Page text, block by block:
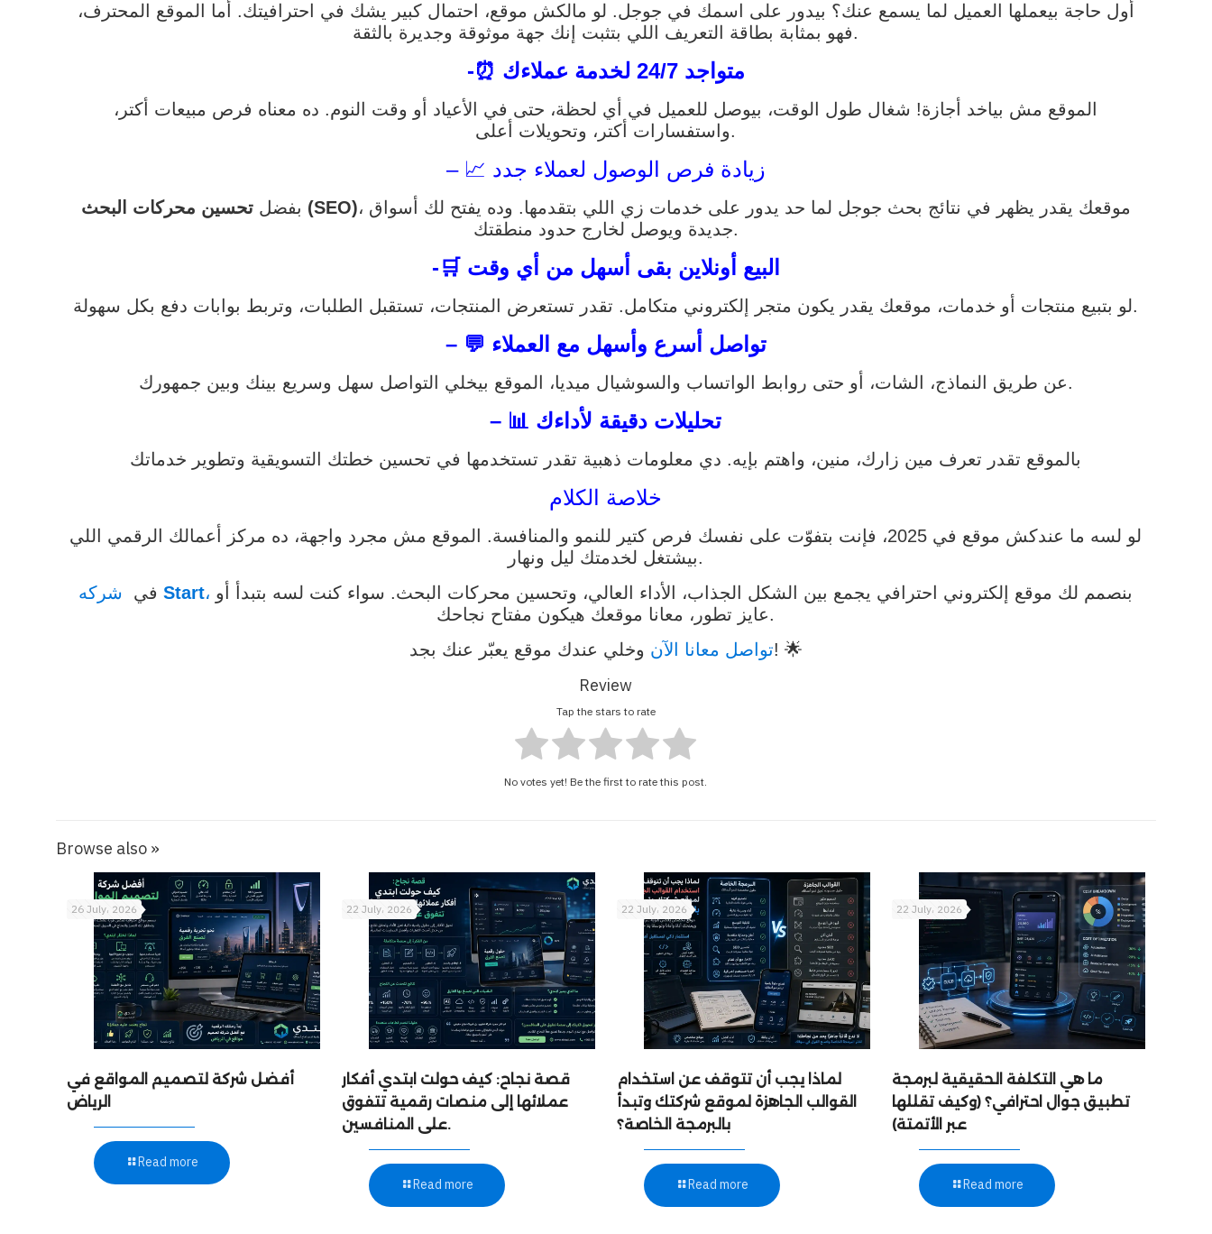
أول حاجة بيعملها العميل لما يسمع عنك؟ بيدور على اسمك في جوجل. لو مالكش موقع، احتمال كبير يشك في احترافيتك. أما الموقع المحترف،
فهو بمثابة بطاقة التعريف اللي بتثبت إنك جهة موثوقة وجديرة بالثقة.
-⏰ متواجد 24/7 لخدمة عملاءك
الموقع مش بياخد أجازة! شغال طول الوقت، بيوصل للعميل في أي لحظة، حتى في الأعياد أو وقت النوم. ده معناه فرص مبيعات أكتر،
واستفسارات أكتر، وتحويلات أعلى.
– 📈 زيادة فرص الوصول لعملاء جدد
بفضل تحسين محركات البحث (SEO)، موقعك يقدر يظهر في نتائج بحث جوجل لما حد يدور على خدمات زي اللي بتقدمها. وده يفتح لك أسواق
جديدة ويوصل لخارج حدود منطقتك.
-🛒 البيع أونلاين بقى أسهل من أي وقت
لو بتبيع منتجات أو خدمات، موقعك يقدر يكون متجر إلكتروني متكامل. تقدر تستعرض المنتجات، تستقبل الطلبات، وتربط بوابات دفع بكل سهولة.
– 💬 تواصل أسرع وأسهل مع العملاء
عن طريق النماذج، الشات، أو حتى روابط الواتساب والسوشيال ميديا، الموقع بيخلي التواصل سهل وسريع بينك وبين جمهورك.
– 📊 تحليلات دقيقة لأداءك
بالموقع تقدر تعرف مين زارك، منين، واهتم بإيه. دي معلومات ذهبية تقدر تستخدمها في تحسين خطتك التسويقية وتطوير خدماتك
خلاصة الكلام
لو لسه ما عندكش موقع في 2025، فإنت بتفوّت على نفسك فرص كتير للنمو والمنافسة. الموقع مش مجرد واجهة، ده مركز أعمالك الرقمي اللي
بيشتغل لخدمتك ليل ونهار.
في شركهStart،
عايز تطور، معانا موقعك هيكون مفتاح نجاحك.
تواصل معانا الآنوخلي عندك موقع يعبّر عنك بجد! 🌟
Review
Tap the stars to rate
No votes yet! Be the first to rate this post.
Browse also »
26 July، 2026
أفضل شركة لتصميم المواقع في
الرياض
Read more
22 July، 2026
قصة نجاح: كيف حولت ابتدي أفكار
عملائها إلى منصات رقمية تتفوق
على المنافسين.
Read more
22 July، 2026
لماذا يجب أن تتوقف عن استخدام
القوالب الجاهزة لموقع شركتك وتبدأ
بالبرمجة الخاصة؟
Read more
22 July، 2026
ما هي التكلفة الحقيقية لبرمجة
تطبيق جوال احترافي؟ (وكيف تقللها
عبر الأتمتة)
Read more